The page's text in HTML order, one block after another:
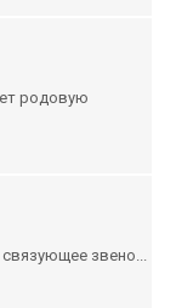
родовую
звено...